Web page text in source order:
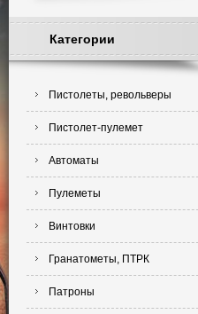
Категории
Пистолеты, револьверы
Пистолет-пулемет
Автоматы
Пулеметы
Винтовки
Гранатометы, ПТРК
Патроны